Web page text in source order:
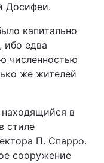
Досифеи.
капитально
ибо едва
численностью
же жителей
в
стиле
П. Спарро.
сооружение